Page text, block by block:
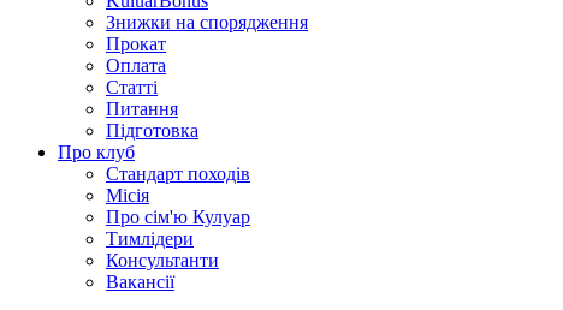
Знижки на спорядження
Прокат
Оплата
Статті
Питання
Підготовка
Про клуб
Стандарт походів
Місія
Про сім'ю Кулуар
Тимлідери
Консультанти
Вакансії